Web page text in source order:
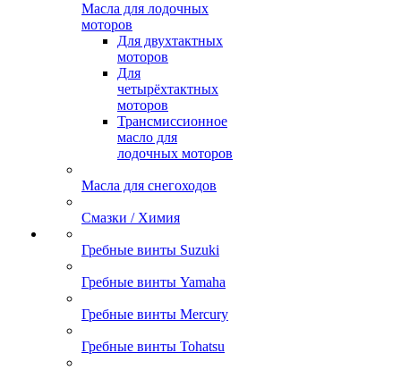
Масла для лодочных
моторов
Для двухтактных
моторов
Для
четырёхтактных
моторов
Трансмиссионное
масло для
лодочных моторов
Масла для снегоходов
Смазки / Химия
Гребные винты Suzuki
Гребные винты Yamaha
Гребные винты Mercury
Гребные винты Tohatsu